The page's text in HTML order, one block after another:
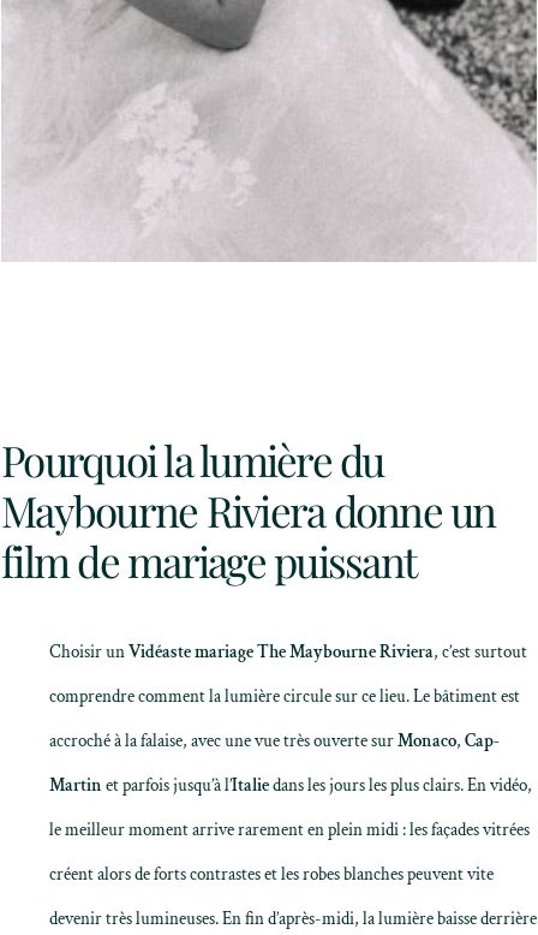
Pourquoi la lumière du
Maybourne Riviera donne un
film de mariage puissant
Choisir unVidéaste mariage The Maybourne Riviera, c’est surtout
comprendre comment la lumière circule sur ce lieu. Le bâtiment est
accroché à la falaise, avec une vue très ouverte surMonaco, Cap-
Martin et parfois jusqu’à l’Italiedans les jours les plus clairs. En vidéo,
le meilleur moment arrive rarement en plein midi : les façades vitrées
créent alors de forts contrastes et les robes blanches peuvent vite
devenir très lumineuses. En fin d’après-midi, la lumière baisse derrière